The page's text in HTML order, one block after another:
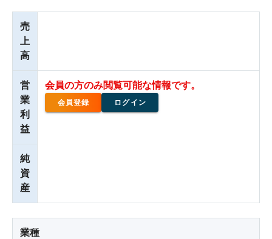
売
上
高
営
業
利
益
会員の方のみ閲覧可能な情報です。
会員登録 ログイン
純
資
産
業種